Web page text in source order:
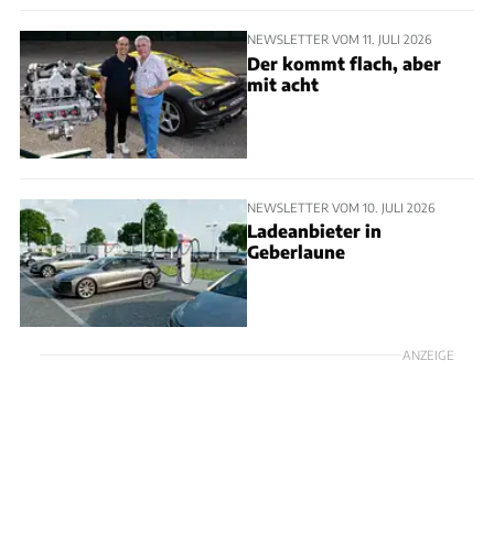
NEWSLETTER VOM 11. JULI 2026
Der kommt flach, aber
mit acht
NEWSLETTER VOM 10. JULI 2026
Ladeanbieter in
Geberlaune
ANZEIGE